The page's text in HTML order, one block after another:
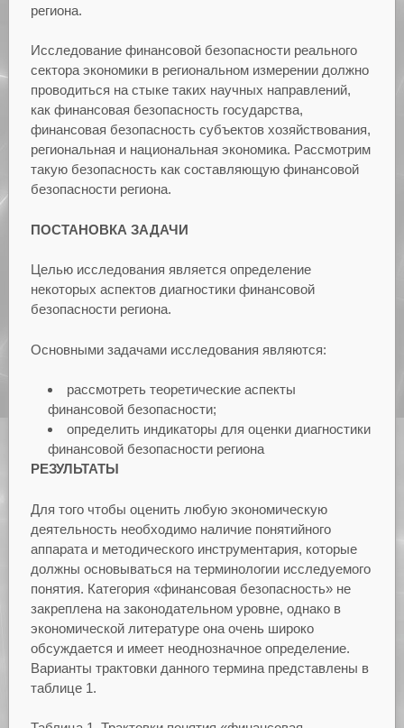
региона.
Исследование финансовой безопасности реального
сектора экономики в региональном измерении должно
проводиться на стыке таких научных направлений,
как финансовая безопасность государства,
финансовая безопасность субъектов хозяйствования,
региональная и национальная экономика. Рассмотрим
такую безопасность как составляющую финансовой
безопасности региона.
ПОСТАНОВКА ЗАДАЧИ
Целью исследования является определение
некоторых аспектов диагностики финансовой
безопасности региона.
Основными задачами исследования являются:
рассмотреть теоретические аспекты
финансовой безопасности;
определить индикаторы для оценки диагностики
финансовой безопасности региона
РЕЗУЛЬТАТЫ
Для того чтобы оценить любую экономическую
деятельность необходимо наличие понятийного
аппарата и методического инструментария, которые
должны основываться на терминологии исследуемого
понятия. Категория «финансовая безопасность» не
закреплена на законодательном уровне, однако в
экономической литературе она очень широко
обсуждается и имеет неоднозначное определение.
Варианты трактовки данного термина представлены в
таблице 1.